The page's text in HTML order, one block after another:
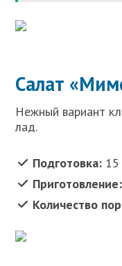
Салат
Нежный вариант
лад.
Подготовка:
Приготовление:
Количество